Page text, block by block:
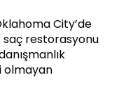
City’de
saç restorasyonu
olmayan